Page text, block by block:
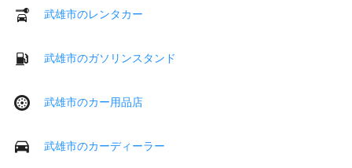
武雄市のレンタカー
武雄市のガソリンスタンド
武雄市のカー用品店
武雄市のカーディーラー